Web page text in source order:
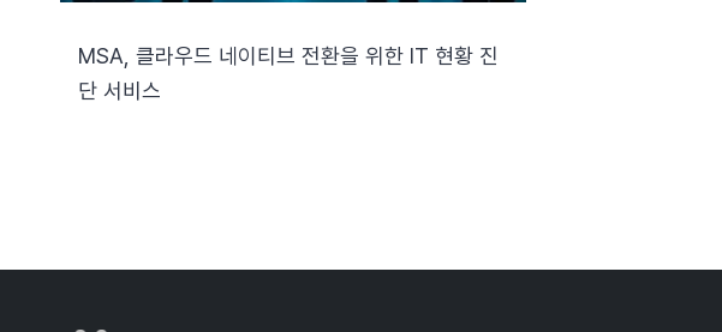
MSA, 클라우드 네이티브 전환을 위한 IT 현황 진
단 서비스